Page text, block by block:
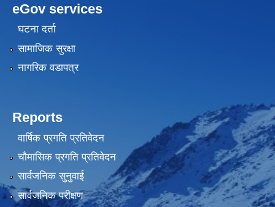
eGov services
घटना दर्ता
सामाजिक सुरक्षा
नागरिक वडापत्र
Reports
वार्षिक प्रगति प्रतिवेदन
चौमासिक प्रगति प्रतिवेदन
सार्वजनिक सुनुवाई
सार्वजनिक परीक्षण